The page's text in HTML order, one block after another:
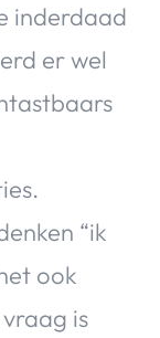
inderdaad
er wel
“ik
ook
is